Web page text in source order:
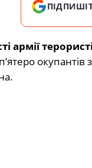
армії
п’ятеро окупантів